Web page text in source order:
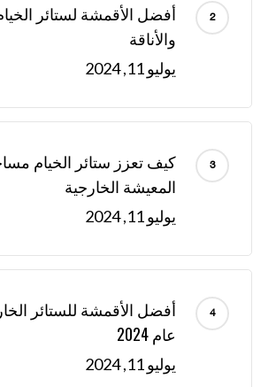
أفضل الأقمشة لستائر
والأناقة
يوليو 11, 2024
كيف تعزز ستائر الخيام
المعيشة الخارجية
يوليو 11, 2024
أفضل الأقمشة للستائر
عام 2024
يوليو 11, 2024